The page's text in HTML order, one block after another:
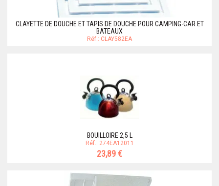
CLAYETTE DE DOUCHE ET TAPIS DE DOUCHE POUR CAMPING-CAR ET
BATEAUX
Réf.: CLAY582EA
BOUILLOIRE 2,5 L
Réf.: 274EA12011
23,89 €